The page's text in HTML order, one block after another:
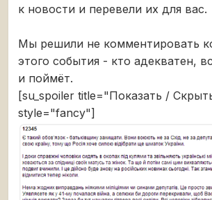
к новости и перевели их для вас.
Мы решили не комментировать
этого события - кто адекватен,
и поймёт.
[su_spoiler title="Показать /
style="fancy"]